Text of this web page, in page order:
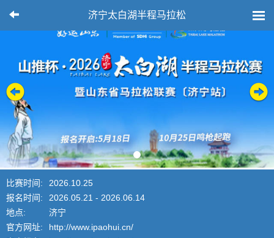
济宁太白湖半程马拉松
比赛时间:
2026.10.25
报名时间:
2026.05.21 - 2026.06.14
地点:
济宁
官方网址:
http://www.ipaohui.cn/